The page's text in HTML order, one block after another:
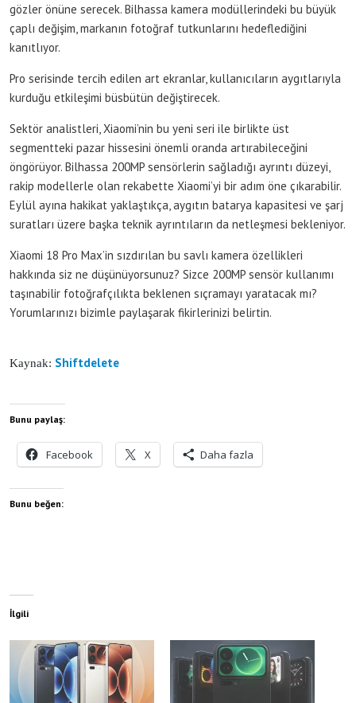
gözler önüne serecek. Bilhassa kamera modüllerindeki bu büyük
çaplı değişim, markanın fotoğraf tutkunlarını hedeflediğini
kanıtlıyor.
Pro serisinde tercih edilen art ekranlar, kullanıcıların aygıtlarıyla
kurduğu etkileşimi büsbütün değiştirecek.
Sektör analistleri, Xiaomi’nin bu yeni seri ile birlikte üst
segmentteki pazar hissesini önemli oranda artırabileceğini
öngörüyor. Bilhassa 200MP sensörlerin sağladığı ayrıntı düzeyi,
rakip modellerle olan rekabette Xiaomi’yi bir adım öne çıkarabilir.
Eylül ayına hakikat yaklaştıkça, aygıtın batarya kapasitesi ve şarj
suratları üzere başka teknik ayrıntıların da netleşmesi bekleniyor.
Xiaomi 18 Pro Max’in sızdırılan bu savlı kamera özellikleri
hakkında siz ne düşünüyorsunuz? Sizce 200MP sensör kullanımı
taşınabilir fotoğrafçılıkta beklenen sıçramayı yaratacak mı?
Yorumlarınızı bizimle paylaşarak fikirlerinizi belirtin.
Kaynak: Shiftdelete
Bunu paylaş:
Facebook X Daha fazla
Bunu beğen:
İlgili